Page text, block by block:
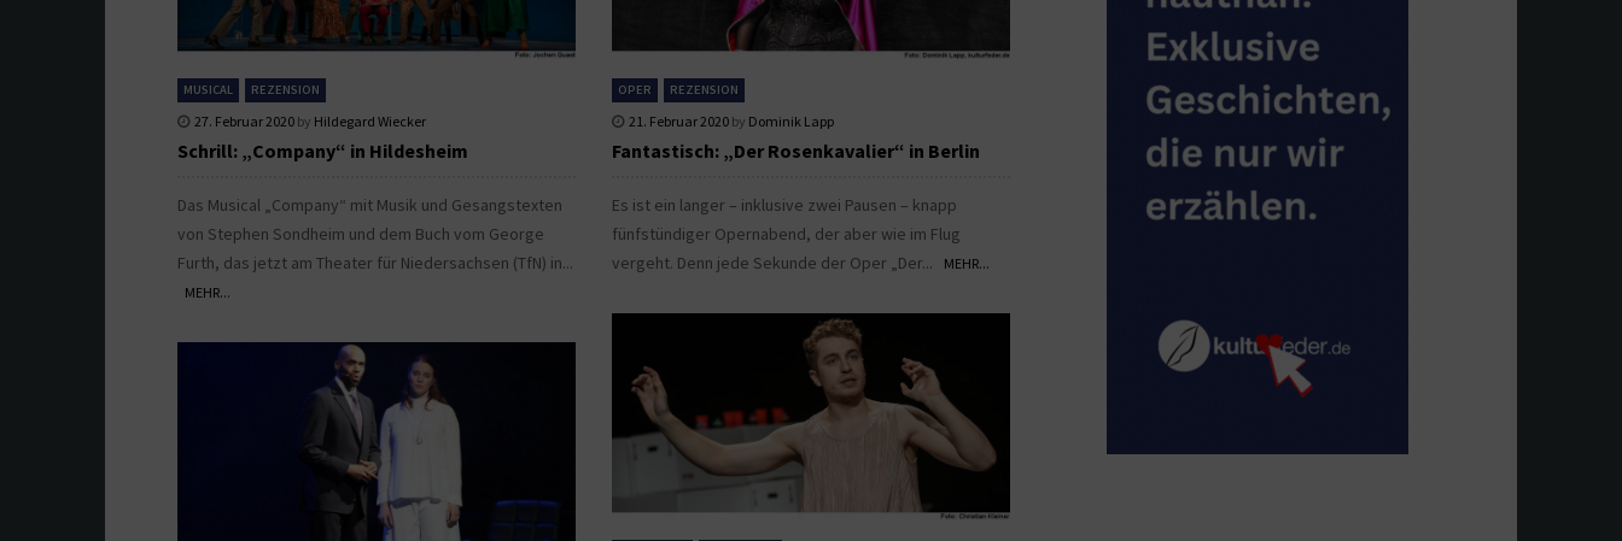
MUSICAL REZENSION
27. Februar 2020 by Hildegard Wiecker
Schrill: „Company“ in Hildesheim
Das Musical „Company“ mit Musik und Gesangstexten
von Stephen Sondheim und dem Buch vom George
Furth, das jetzt am Theater für Niedersachsen (TfN) in...
MEHR...
OPER REZENSION
21. Februar 2020 by Dominik Lapp
Fantastisch: „Der Rosenkavalier“ in Berlin
Es ist ein langer – inklusive zwei Pausen – knapp
fünfstündiger Opernabend, der aber wie im Flug
vergeht. Denn jede Sekunde der Oper „Der...
MEHR...